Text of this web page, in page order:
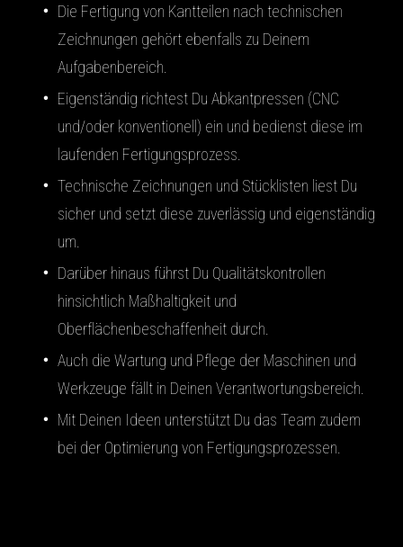
Die Fertigung von Kantteilen nach technischen
Zeichnungen gehört ebenfalls zu Deinem
Aufgabenbereich.
Eigenständig richtest Du Abkantpressen (CNC
und/oder konventionell) ein und bedienst diese im
laufenden Fertigungsprozess.
Technische Zeichnungen und Stücklisten liest Du
sicher und setzt diese zuverlässig und eigenständig
um.
Darüber hinaus führst Du Qualitätskontrollen
hinsichtlich Maßhaltigkeit und
Oberflächenbeschaffenheit durch.
Auch die Wartung und Pflege der Maschinen und
Werkzeuge fällt in Deinen Verantwortungsbereich.
Mit Deinen Ideen unterstützt Du das Team zudem
bei der Optimierung von Fertigungsprozessen.